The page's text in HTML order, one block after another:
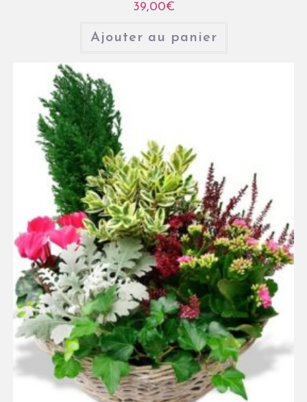
39,00€
Ajouter au panier